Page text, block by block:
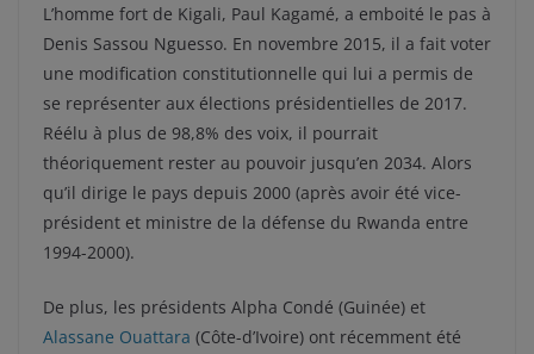
L’homme fort de Kigali, Paul Kagamé, a emboité le pas à
Denis Sassou Nguesso. En novembre 2015, il a fait voter
une modification constitutionnelle qui lui a permis de
se représenter aux élections présidentielles de 2017.
Réélu à plus de 98,8% des voix, il pourrait
théoriquement rester au pouvoir jusqu’en 2034. Alors
qu’il dirige le pays depuis 2000 (après avoir été vice-
président et ministre de la défense du Rwanda entre
1994-2000).
De plus, les présidents Alpha Condé (Guinée) et
Alassane Ouattara (Côte-d’Ivoire) ont récemment été